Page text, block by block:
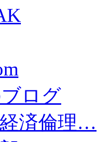
ログ
済倫理…